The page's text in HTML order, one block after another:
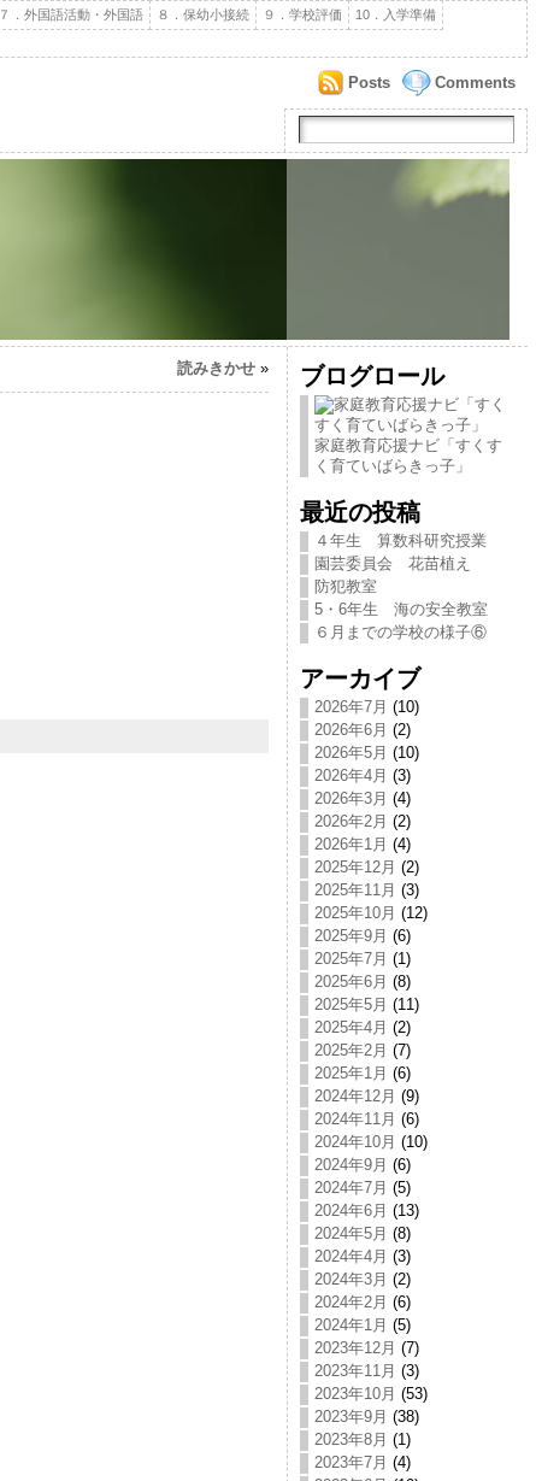
７．外国語活動・外国語 ８．保幼小接続 ９．学校評価
10．入学準備
Comments
Posts
読みきかせ» ブログロール
家庭教育応援ナビ「すくす
く育ていばらきっ子」
最近の投稿
４年生 算数科研究授業
園芸委員会 花苗植え
防犯教室
5・6年生 海の安全教室
６月までの学校の様子⑥
アーカイブ
2026年7月 (10)
2026年6月 (2)
2026年5月 (10)
2026年4月 (3)
2026年3月 (4)
2026年2月 (2)
2026年1月 (4)
2025年12月 (2)
2025年11月 (3)
2025年10月 (12)
2025年9月 (6)
2025年7月 (1)
2025年6月 (8)
2025年5月 (11)
2025年4月 (2)
2025年2月 (7)
2025年1月 (6)
2024年12月 (9)
2024年11月 (6)
2024年10月 (10)
2024年9月 (6)
2024年7月 (5)
2024年6月 (13)
2024年5月 (8)
2024年4月 (3)
2024年3月 (2)
2024年2月 (6)
2024年1月 (5)
2023年12月 (7)
2023年11月 (3)
2023年10月 (53)
2023年9月 (38)
2023年8月 (1)
2023年7月 (4)